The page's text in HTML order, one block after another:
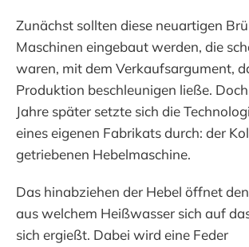
Zunächst sollten diese neuartigen
Maschinen eingebaut werden, die
waren, mit dem Verkaufsargument,
Produktion beschleunigen ließe.
Jahre später setzte sich die
eines eigenen Fabrikats durch: der
getriebenen Hebelmaschine.
Das hinabziehen der Hebel öffnet
aus welchem Heißwasser sich auf
sich ergießt. Dabei wird eine Feder